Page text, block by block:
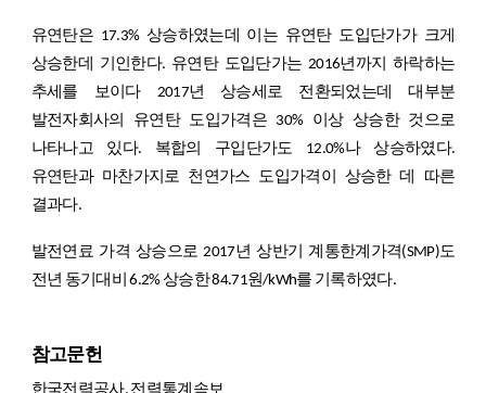
유연탄은 17.3% 상승하였는데 이는 유연탄 도입단가가 크게
상승한데 기인한다. 유연탄 도입단가는 2016년까지 하락하는
추세를 보이다 2017년 상승세로 전환되었는데 대부분
발전자회사의 유연탄 도입가격은 30% 이상 상승한 것으로
나타나고 있다. 복합의 구입단가도 12.0%나 상승하였다.
유연탄과 마찬가지로 천연가스 도입가격이 상승한 데 따른
결과다.
발전연료 가격 상승으로 2017년 상반기 계통한계가격(SMP)도
전년 동기대비 6.2% 상승한 84.71원/kWh를 기록하였다.
참고문헌